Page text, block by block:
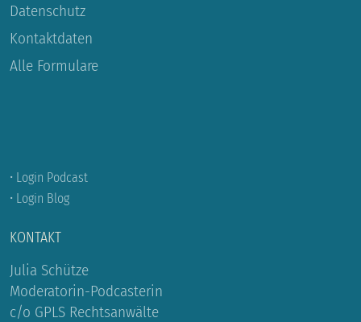
Datenschutz
Kontaktdaten
Alle Formulare
• Login Podcast
• Login Blog
KONTAKT
Julia Schütze
Moderatorin-Podcasterin
c/o GPLS Rechtsanwälte